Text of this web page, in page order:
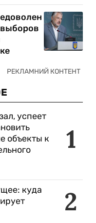
1
успеет
объекты к
2
куда